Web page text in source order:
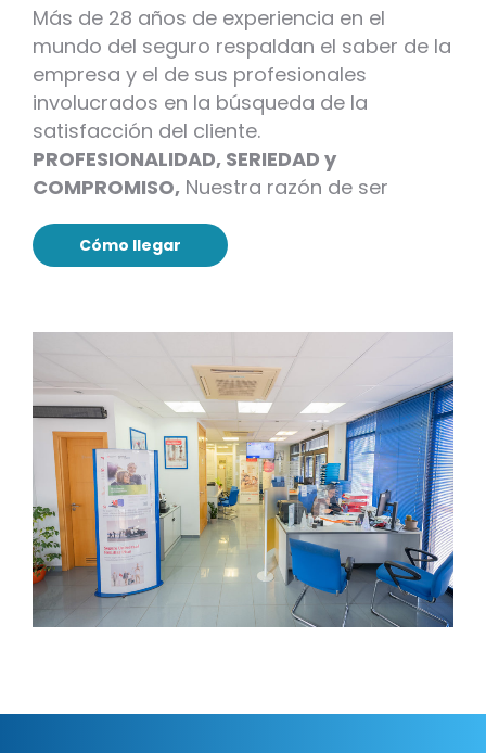
Más de 28 años de experiencia en el
mundo del seguro respaldan el saber de la
empresa y el de sus profesionales
involucrados en la búsqueda de la
satisfacción del cliente.
PROFESIONALIDAD, SERIEDAD y
COMPROMISO, Nuestra razón de ser
Cómo llegar